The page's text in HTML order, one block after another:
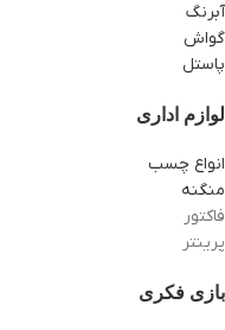
آبرنگ
گواش
پاستل
لوازم اداری
انواع چسب
منگنه
فاکتور
پرینتر
بازی فکری